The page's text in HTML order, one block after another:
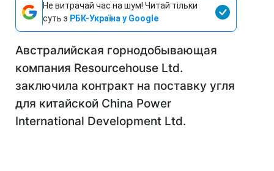
Не витрачай час на шум! Читай тільки
суть з РБК-Україна у Google
Австралийская горнодобывающая
компания Resourcehouse Ltd.
заключила контракт на поставку угля
для китайской China Power
International Development Ltd.